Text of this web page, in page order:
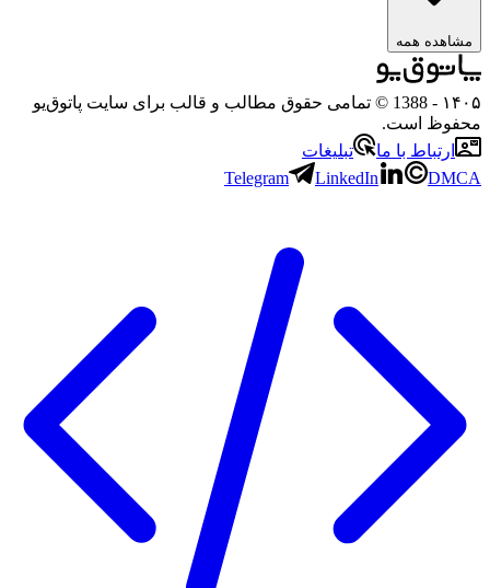
مشاهده همه
۱۴۰۵
- 1388 © تمامی حقوق مطالب و قالب برای سایت پاتوق‌یو
محفوظ است.
ارتباط با ما
تبلیغات
Telegram
LinkedIn DMCA